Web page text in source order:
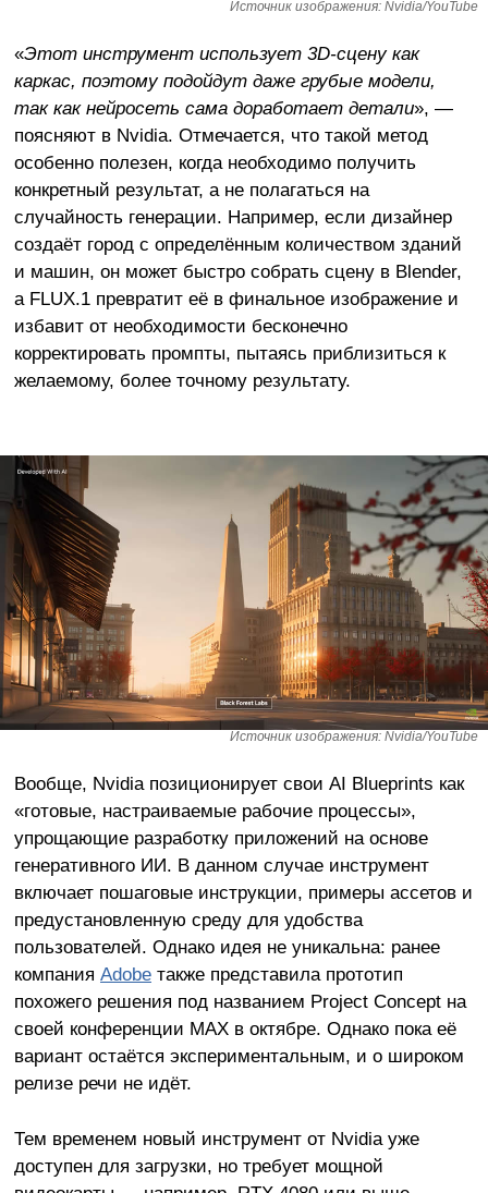
Источник изображения: Nvidia/YouTube
«Этот инструмент использует 3D-сцену как
каркас, поэтому подойдут даже грубые модели,
так как нейросеть сама доработает детали», —
поясняют в Nvidia. Отмечается, что такой метод
особенно полезен, когда необходимо получить
конкретный результат, а не полагаться на
случайность генерации. Например, если дизайнер
создаёт город с определённым количеством зданий
и машин, он может быстро собрать сцену в Blender,
а FLUX.1 превратит её в финальное изображение и
избавит от необходимости бесконечно
корректировать промпты, пытаясь приблизиться к
желаемому, более точному результату.
Источник изображения: Nvidia/YouTube
Вообще, Nvidia позиционирует свои AI Blueprints как
«готовые, настраиваемые рабочие процессы»,
упрощающие разработку приложений на основе
генеративного ИИ. В данном случае инструмент
включает пошаговые инструкции, примеры ассетов и
предустановленную среду для удобства
пользователей. Однако идея не уникальна: ранее
компания Adobeтакже представила прототип
похожего решения под названием Project Concept на
своей конференции MAX в октябре. Однако пока её
вариант остаётся экспериментальным, и о широком
релизе речи не идёт.
Тем временем новый инструмент от Nvidia уже
доступен для загрузки, но требует мощной